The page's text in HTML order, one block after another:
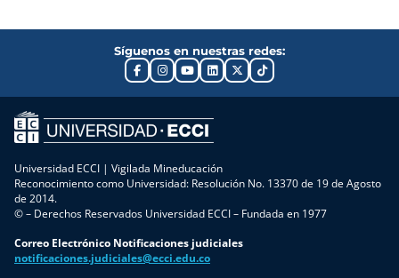
Síguenos en nuestras redes:
Universidad ECCI | Vigilada Mineducación
Reconocimiento como Universidad: Resolución No. 13370 de 19 de Agosto
de 2014.
© – Derechos Reservados Universidad ECCI – Fundada en 1977
Correo Electrónico Notificaciones judiciales
notificaciones.judiciales@ecci.edu.co